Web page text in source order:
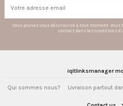
Vous pouvez vous désinscrire à tout moment.
contact dans les conditions
iqitlinksmanager
Qui sommes nous? Livraison partout